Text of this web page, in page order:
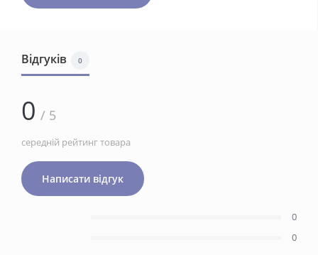
Відгуків 0
0 / 5
середній рейтинг товара
Написати відгук
0
0